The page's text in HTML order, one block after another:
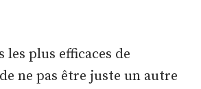
les plus efficaces de
ne pas être juste un autre